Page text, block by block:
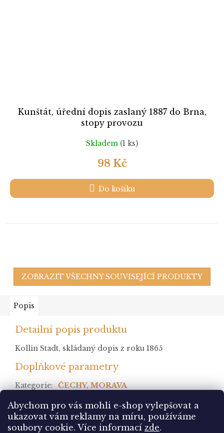
Abychom pro vás mohli e-shop vylepšovat a
ukazovat vám reklamy na míru, používáme
soubory cookie. Více informací zde.
Kunštát, úřední dopis zaslaný 1887 do Brna,
stopy provozu
Skladem (1 ks)
98 Kč
Do košíku
ZOBRAZIT VŠECHNY SOUVISEJÍCÍ PRODUKTY
Popis
Detailní popis produktu
Kollin Stadt, skládaný dopis z roku 1865
Doplňkové parametry
Kategorie: ČECHY, MORAVA